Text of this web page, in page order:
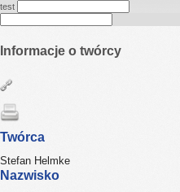
test
Informacje o twórcy
Twórca
Stefan Helmke
Nazwisko